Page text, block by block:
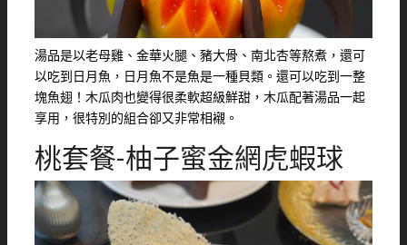
湯品是以老母雞、金華火腿、豬大骨、南北杏等熬煮，還可
以吃到日月魚，日月魚不是魚是一種貝類。還可以吃到一整
塊魚翅！木瓜肉也變得很柔軟超級鮮甜，木瓜配著湯品一起
享用，很特別的組合卻又非常相襯。
桃套餐-柚子蜜金網虎蝦球